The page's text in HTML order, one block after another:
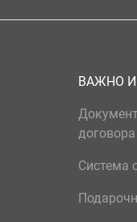
ВАЖНО
договора
Система